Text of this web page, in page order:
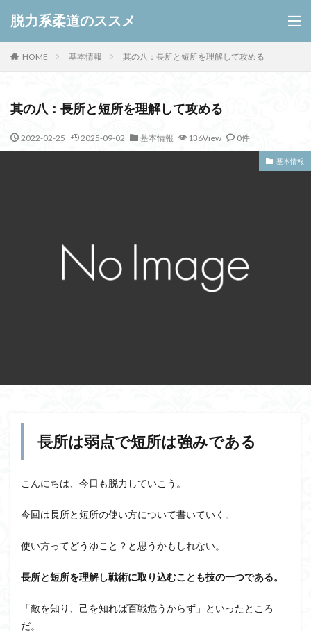
脱力系柔道のススメ
HOME 基本情報 其の八：長所と短所を理解して攻める
其の八：長所と短所を理解して攻める
2022-02-25 2025-09-02 基本情報 136View 0件
基本情報
長所は弱点で短所は強みである
こんにちは、今日も脱力していこう。
今回は長所と短所の使い方について書いていく。
使い方ってどうゆこと？と思うかもしれない。
長所と短所を理解し戦術に取り込むことも技の一つである。
「敵を知り、己を知れば百戦危うからず」といったところ
だ。